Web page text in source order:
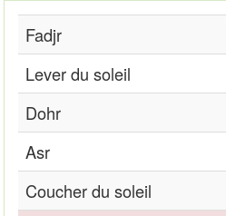
Fadjr
Lever du soleil
Dohr
Asr
Coucher du soleil